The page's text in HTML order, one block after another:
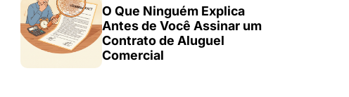
O Que Ninguém Explica
Antes de Você Assinar um
Contrato de Aluguel
Comercial